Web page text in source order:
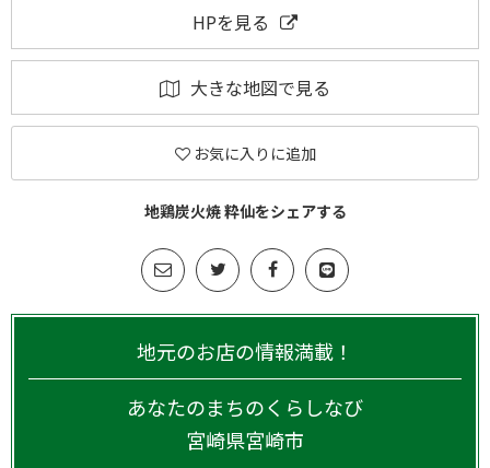
HPを見る
大きな地図で見る
お気に入りに追加
地鶏炭火焼 粋仙をシェアする
地元のお店の情報満載！
あなたのまちのくらしなび
宮崎県宮崎市